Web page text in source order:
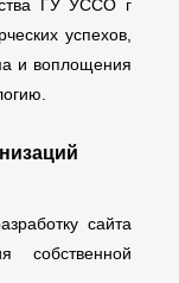
ГУ УССО г
успехов,
и воплощения
сайта
собственной